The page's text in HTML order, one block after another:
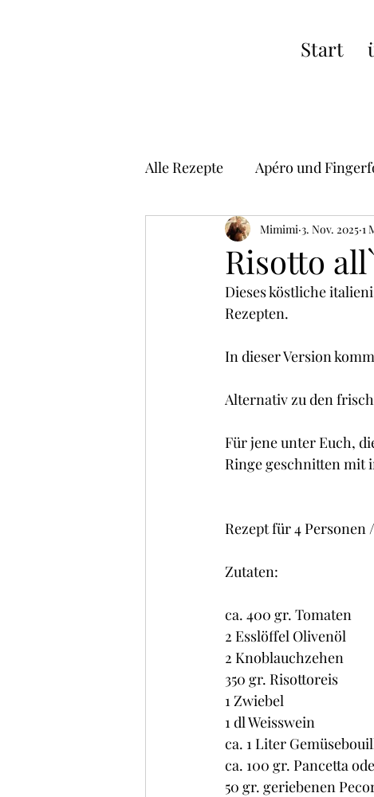
Start
Alle Rezepte Apéro und
Vorspeisen
Pizza
Kuchen , Torten und Cakes
Risotto
Mimimi 3. Nov. 2025 1
Dieses köstliche
Rezepten.
In dieser Version
Alternativ zu den
Für jene unter Euch,
Ringe geschnitten mit
Rezept für 4 Personen
Zutaten:
ca. 400 gr. Tomaten
2 Esslöffel Olivenöl
2 Knoblauchzehen
350 gr. Risottoreis
1 Zwiebel
1 dl Weisswein
ca. 1 Liter
ca. 100 gr. Pancetta
50 gr. geriebenen